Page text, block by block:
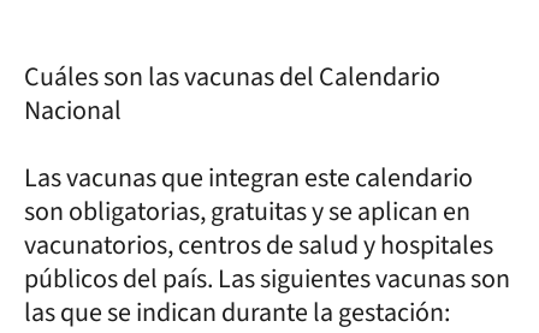
Cuáles son las vacunas del Calendario
Nacional
Las vacunas que integran este calendario
son obligatorias, gratuitas y se aplican en
vacunatorios, centros de salud y hospitales
públicos del país. Las siguientes vacunas son
las que se indican durante la gestación: